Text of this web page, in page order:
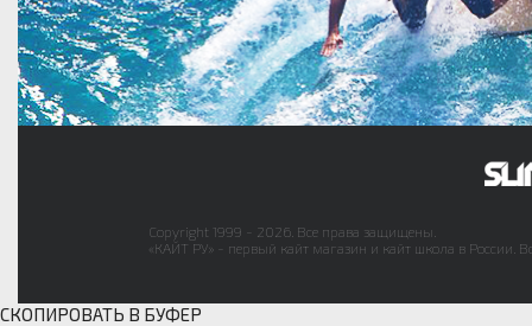
Copyright 1999 - 2026. Все права защищены.
«КАЙТ РУ» - первый кайт магазин и кайт школа в России.
СКОПИРОВАТЬ В БУФЕР